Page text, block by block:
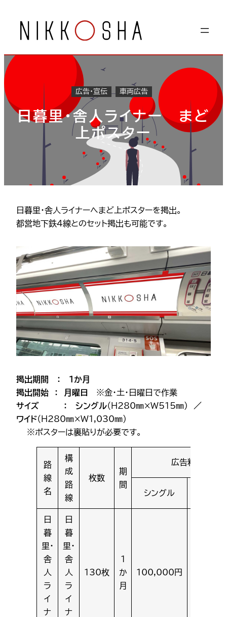
キ
ッ
プ
広告・宣伝 車両広告
日暮里・舎人ライナー まど
上ポスター
日暮里・舎人ライナーへまど上ポスターを掲出。
都営地下鉄4線とのセット掲出も可能です。
掲出期間 ： 1か月
掲出開始 ： 月曜日
※金・土・日曜日で作業
サイズ ： シングル（H280㎜×W515㎜)
／
ワイド（H280㎜×W1,030㎜）
※ポスターは裏貼りが必要です。
路
線
名
構
成
路
線
枚数
期
間
広告料金
シングル
日
暮
里・
舎
人
ラ
イ
ナ
日
暮
里・
舎
人
ラ
イ
ナ
130枚
1
か
月
100,000円